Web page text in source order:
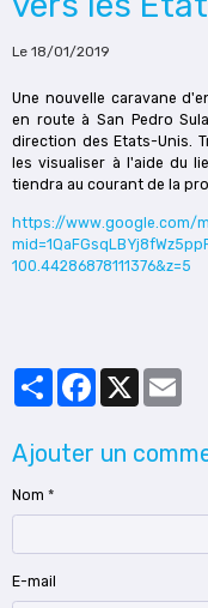
Le 18/01/2019
Une nouvelle caravane
en route à San Pedro
direction des Etats-Unis.
les visualiser à l'aide du
tiendra au courant de la
https://www.google.com/
100.44286878111376&z=5
PartagerFacebook
X
Ajouter un
Nom
E-mail